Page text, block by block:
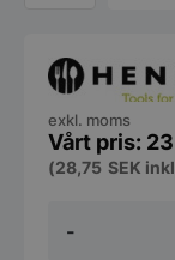
-
dish
exkl. moms
(28,75 SEK